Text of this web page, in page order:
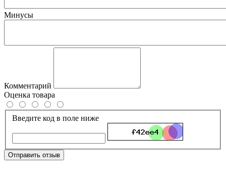
Минусы
Комментарий
Оценка товара
Введите код в поле ниже
Отправить отзыв